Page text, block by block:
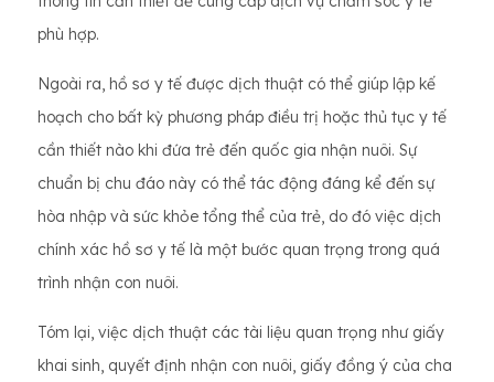
phù hợp.
Ngoài ra, hồ sơ y tế được dịch thuật có thể giúp lập kế
hoạch cho bất kỳ phương pháp điều trị hoặc thủ tục y tế
cần thiết nào khi đứa trẻ đến quốc gia nhận nuôi. Sự
chuẩn bị chu đáo này có thể tác động đáng kể đến sự
hòa nhập và sức khỏe tổng thể của trẻ, do đó việc dịch
chính xác hồ sơ y tế là một bước quan trọng trong quá
trình nhận con nuôi.
Tóm lại, việc dịch thuật các tài liệu quan trọng như giấy
khai sinh, quyết định nhận con nuôi, giấy đồng ý của cha